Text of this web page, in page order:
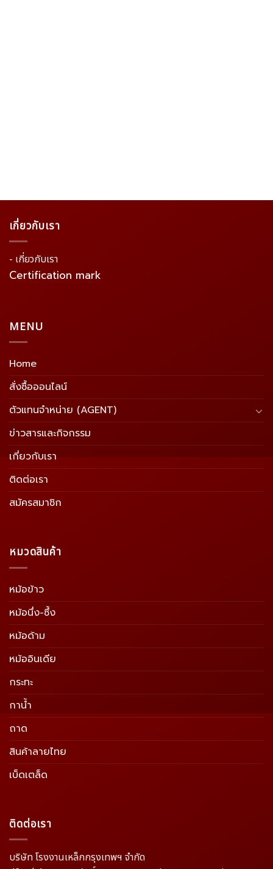
เกี่ยวกับเรา
- เกี่ยวกับเรา
Certification mark
MENU
Home
สั่งซื้อออนไลน์
ตัวแทนจำหน่าย (AGENT)
ข่าวสารและกิจกรรม
เกี่ยวกับเรา
ติดต่อเรา
สมัครสมาชิก
หมวดสินค้า
หม้อข้าว
หม้อนึ่ง-ซึ้ง
หม้อด้าม
หม้ออินเดีย
กระทะ
กาน้ำ
ถาด
สินค้าลายไทย
เบ็ดเตล็ด
ติดต่อเรา
บริษัท โรงงานเหล็กกรุงเทพฯ จำกัด